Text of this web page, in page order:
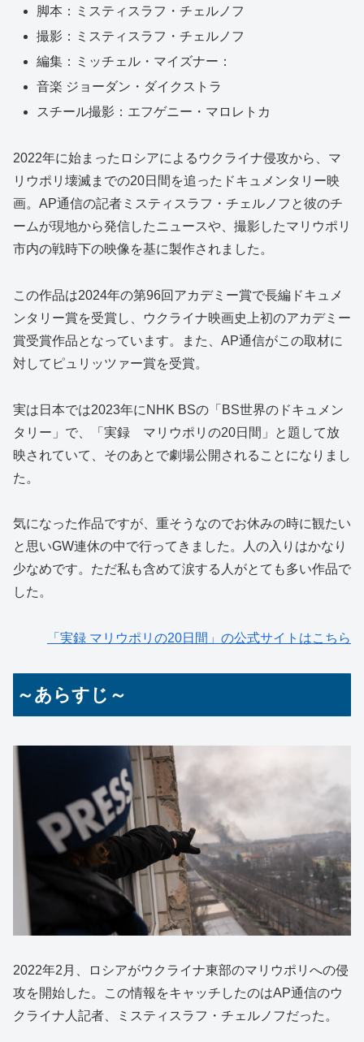
脚本：ミスティスラフ・チェルノフ
撮影：ミスティスラフ・チェルノフ
編集：ミッチェル・マイズナー：
音楽 ジョーダン・ダイクストラ
スチール撮影：エフゲニー・マロレトカ
2022年に始まったロシアによるウクライナ侵攻から、マ
リウポリ壊滅までの20日間を追ったドキュメンタリー映
画。AP通信の記者ミスティスラフ・チェルノフと彼のチ
ームが現地から発信したニュースや、撮影したマリウポリ
市内の戦時下の映像を基に製作されました。
この作品は2024年の第96回アカデミー賞で長編ドキュメ
ンタリー賞を受賞し、ウクライナ映画史上初のアカデミー
賞受賞作品となっています。また、AP通信がこの取材に
対してピュリッツァー賞を受賞。
実は日本では2023年にNHK BSの「BS世界のドキュメン
タリー」で、「実録 マリウポリの20日間」と題して放
映されていて、そのあとで劇場公開されることになりまし
た。
気になった作品ですが、重そうなのでお休みの時に観たい
と思いGW連休の中で行ってきました。人の入りはかなり
少なめです。ただ私も含めて涙する人がとても多い作品で
した。
「実録 マリウポリの20日間」の公式サイトはこちら
～あらすじ～
2022年2月、ロシアがウクライナ東部のマリウポリへの侵
攻を開始した。この情報をキャッチしたのはAP通信のウ
クライナ人記者、ミスティスラフ・チェルノフだった。